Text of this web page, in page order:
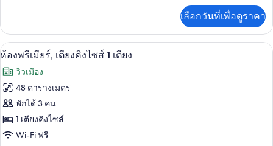
View)
2
เตียง
เกี่ยว
กับ
ห้อง
เตียง
ใหญ่
เตียง
เลือกวันที่เพื่อดูราคา
เปิด
ภาพถ่าย
ทั้งหมด
ของ
ห้อง
พรีเมียร์,
เครื่องนอนระดับพรีเมียม, มินิบาร์, ตู้นิ
3
ห้องพรีเมียร์, เตียงคิงไซส์ 1 เตียง
วิวเมือง
48 ตารางเมตร
พักได้ 3 คน
1 เตียงคิงไซส์
Wi-Fi ฟรี